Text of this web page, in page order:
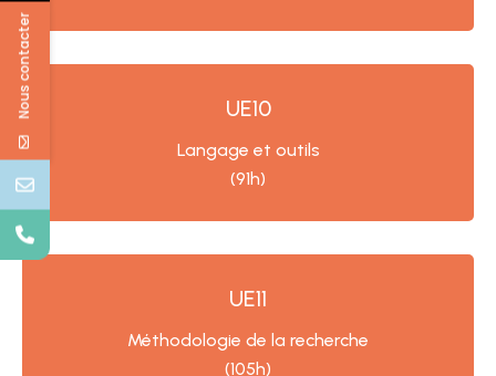
UE10
Langage et outils
(91h)
UE11
Méthodologie de la recherche
(105h)
Nous contacter